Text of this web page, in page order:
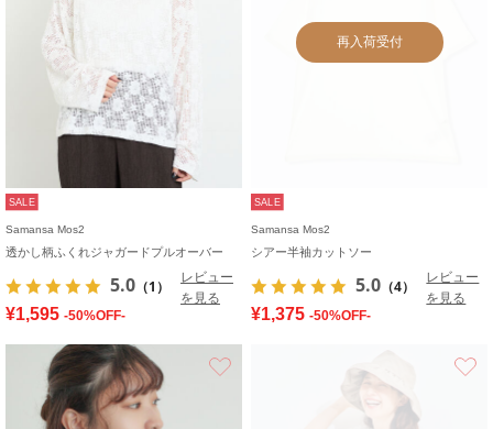
SALE
Samansa Mos2
透かし柄ふくれジャガードプルオーバー
5.0 （1）
レビュー
を見る
¥1,595 -50%OFF-
再入荷受付
SALE
Samansa Mos2
シアー半袖カットソー
5.0 （4）
レビュー
を見る
¥1,375 -50%OFF-